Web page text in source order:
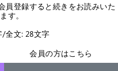
員登録すると続きをお読みいた
す。
/全文: 28文字
会員の方はこちら